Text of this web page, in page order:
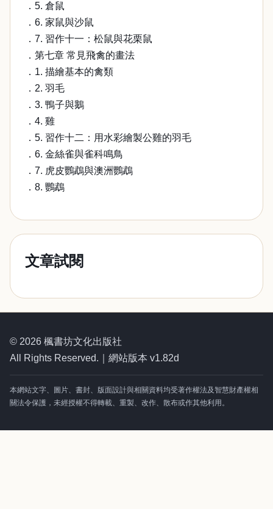
．5. 倉鼠
．6. 家鼠與沙鼠
．7. 習作十一：松鼠與花栗鼠
．第七章 常見飛禽的畫法
．1. 描繪基本的禽類
．2. 羽毛
．3. 鴨子與鵝
．4. 雞
．5. 習作十二：用水彩繪製公雞的羽毛
．6. 金絲雀與雀科鳴鳥
．7. 虎皮鸚鵡與澳洲鸚鵡
．8. 鸚鵡
文章試閱
© 2026 楓書坊文化出版社
All Rights Reserved.｜網站版本 v1.82d
本網站文字、圖片、書封、版面設計與相關資料均受著作權法及智慧財產權相
關法令保護，未經授權不得轉載、重製、改作、散布或作其他利用。